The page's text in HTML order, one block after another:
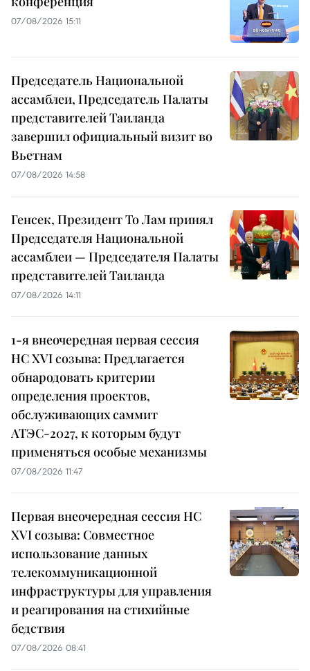
07/08/2026 15:11
Председатель Национальной
ассамблеи, Председатель Палаты
представителей Таиланда
завершил официальный визит во
Вьетнам
07/08/2026 14:58
Генсек, Президент То Лам принял
Председателя Национальной
ассамблеи — Председателя Палаты
представителей Таиланда
07/08/2026 14:11
1-я внеочередная первая сессия
НС XVI созыва: Предлагается
обнародовать критерии
определения проектов,
обслуживающих саммит
АТЭС-2027, к которым будут
применяться особые механизмы
07/08/2026 11:47
Первая внеочередная сессия НС
XVI созыва: Совместное
использование данных
телекоммуникационной
инфраструктуры для управления
и реагирования на стихийные
бедствия
07/08/2026 08:41